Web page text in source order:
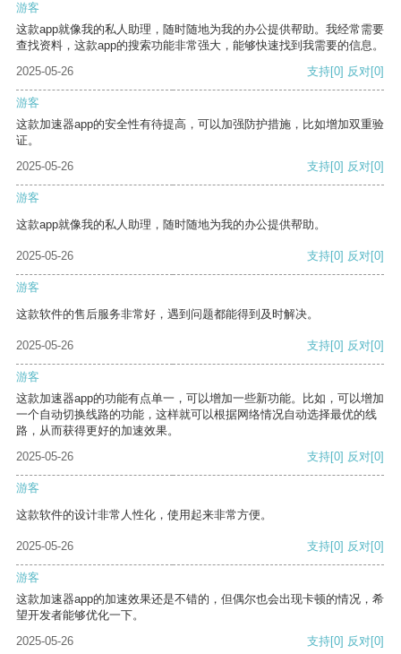
游客
这款app就像我的私人助理，随时随地为我的办公提供帮助。我经常需要
查找资料，这款app的搜索功能非常强大，能够快速找到我需要的信息。
2025-05-26
支持[0] 反对[0]
游客
这款加速器app的安全性有待提高，可以加强防护措施，比如增加双重验
证。
2025-05-26
支持[0] 反对[0]
游客
这款app就像我的私人助理，随时随地为我的办公提供帮助。
2025-05-26 支持[0] 反对[0]
游客
这款软件的售后服务非常好，遇到问题都能得到及时解决。
2025-05-26 支持[0] 反对[0]
游客
这款加速器app的功能有点单一，可以增加一些新功能。比如，可以增加
一个自动切换线路的功能，这样就可以根据网络情况自动选择最优的线
路，从而获得更好的加速效果。
2025-05-26
支持[0] 反对[0]
游客
这款软件的设计非常人性化，使用起来非常方便。
2025-05-26 支持[0] 反对[0]
游客
这款加速器app的加速效果还是不错的，但偶尔也会出现卡顿的情况，希
望开发者能够优化一下。
2025-05-26
支持[0] 反对[0]